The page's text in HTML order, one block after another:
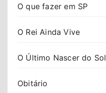
O que fazer em SP
O Rei Ainda Vive
O Último Nascer do Sol
Obitário